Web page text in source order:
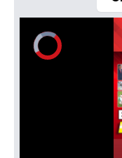
Video
Oynatıcısı